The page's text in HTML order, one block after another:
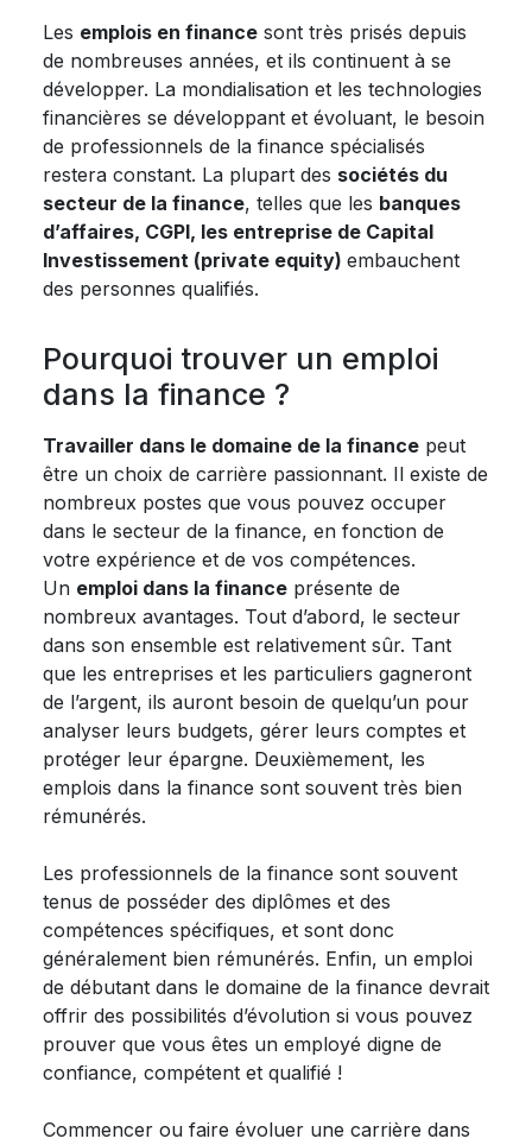
Les emplois en finance sont très prisés depuis
de nombreuses années, et ils continuent à se
développer. La mondialisation et les technologies
financières se développant et évoluant, le besoin
de professionnels de la finance spécialisés
restera constant. La plupart des sociétés du
secteur de la finance, telles que les banques
d’affaires, CGPI, les entreprise de Capital
Investissement (private equity) embauchent
des personnes qualifiés.
Pourquoi trouver un emploi
dans la finance ?
Travailler dans le domaine de la finance peut
être un choix de carrière passionnant. Il existe de
nombreux postes que vous pouvez occuper
dans le secteur de la finance, en fonction de
votre expérience et de vos compétences.
Un emploi dans la finance présente de
nombreux avantages. Tout d’abord, le secteur
dans son ensemble est relativement sûr. Tant
que les entreprises et les particuliers gagneront
de l’argent, ils auront besoin de quelqu’un pour
analyser leurs budgets, gérer leurs comptes et
protéger leur épargne. Deuxièmement, les
emplois dans la finance sont souvent très bien
rémunérés.
Les professionnels de la finance sont souvent
tenus de posséder des diplômes et des
compétences spécifiques, et sont donc
généralement bien rémunérés. Enfin, un emploi
de débutant dans le domaine de la finance devrait
offrir des possibilités d’évolution si vous pouvez
prouver que vous êtes un employé digne de
confiance, compétent et qualifié !
Commencer ou faire évoluer une carrière dans